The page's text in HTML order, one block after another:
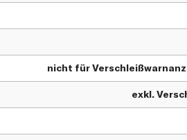
nicht für
exkl.